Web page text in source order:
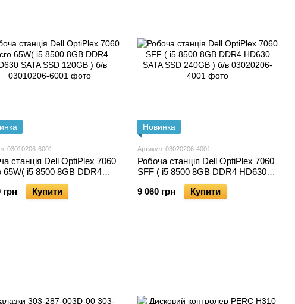
03010206-6001
станція Dell OptiPlex 7060
65W( i5 8500 8GB DDR4
SATA SSD 120GB ) б/в
грн
Купити
Новинка
Артикул: 03020206-4001
Робоча станція Dell OptiPlex 7060
SFF ( i5 8500 8GB DDR4 HD630
SATA SSD 240GB ) б/в
9 060 грн
Купити